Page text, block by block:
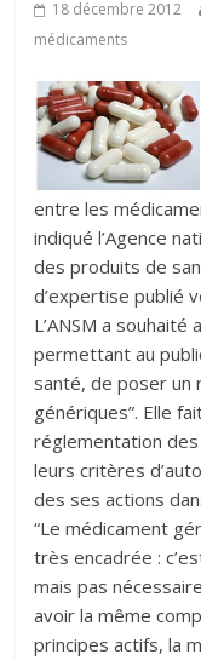
18 décembre 2012
médicaments
entre les
indiqué l’Agence
des produits de
d’expertise publié
L’ANSM a
permettant au
santé, de poser un
génériques”. Elle
réglementation
leurs critères
des ses actions
“Le médicament
très encadrée :
mais pas
avoir la même
principes actifs, la